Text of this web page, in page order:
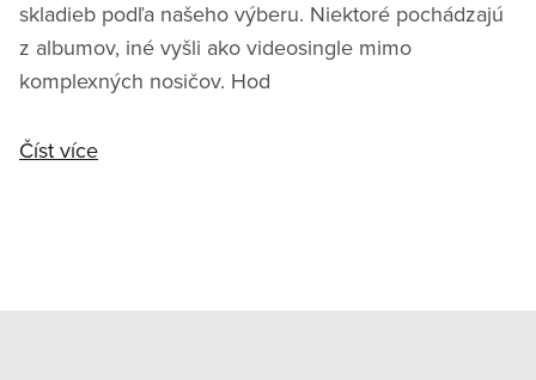
skladieb podľa našeho výberu. Niektoré pochádzajú
z albumov, iné vyšli ako videosingle mimo
komplexných nosičov. Hod
Číst více